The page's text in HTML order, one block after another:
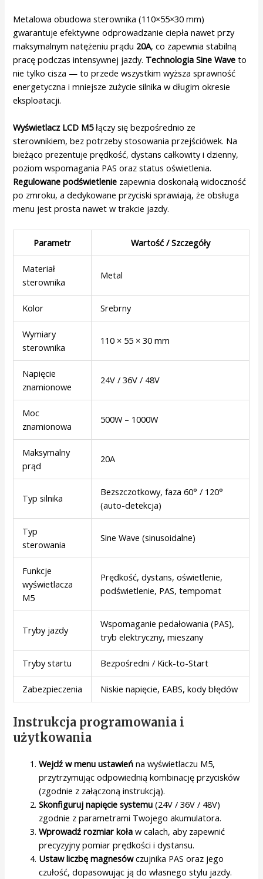
Metalowa obudowa sterownika (110×55×30 mm)
gwarantuje efektywne odprowadzanie ciepła nawet przy
maksymalnym natężeniu prądu 20A, co zapewnia stabilną
pracę podczas intensywnej jazdy. Technologia Sine Wave to
nie tylko cisza — to przede wszystkim wyższa sprawność
energetyczna i mniejsze zużycie silnika w długim okresie
eksploatacji.
Wyświetlacz LCD M5łączy się bezpośrednio ze
sterownikiem, bez potrzeby stosowania przejściówek. Na
bieżąco prezentuje prędkość, dystans całkowity i dzienny,
poziom wspomagania PAS oraz status oświetlenia.
Regulowane podświetlenie zapewnia doskonałą widoczność
po zmroku, a dedykowane przyciski sprawiają, że obsługa
menu jest prosta nawet w trakcie jazdy.
Parametr Wartość / Szczegóły
Materiał
sterownika
Metal
Kolor Srebrny
Wymiary
sterownika
110 × 55 × 30 mm
Napięcie
znamionowe
24V / 36V / 48V
Moc
znamionowa
500W – 1000W
Maksymalny
prąd
20A
Typ silnika
Bezszczotkowy, faza 60° / 120°
(auto-detekcja)
Typ
sterowania
Sine Wave (sinusoidalne)
Funkcje
wyświetlacza
M5
Prędkość, dystans, oświetlenie,
podświetlenie, PAS, tempomat
Tryby jazdy
Wspomaganie pedałowania (PAS),
tryb elektryczny, mieszany
Tryby startu Bezpośredni / Kick-to-Start
Zabezpieczenia Niskie napięcie, EABS, kody błędów
Instrukcja programowania i
użytkowania
Wejdź w menu ustawień na wyświetlaczu M5,
przytrzymując odpowiednią kombinację przycisków
(zgodnie z załączoną instrukcją).
Skonfiguruj napięcie systemu (24V / 36V / 48V)
zgodnie z parametrami Twojego akumulatora.
Wprowadź rozmiar koła w calach, aby zapewnić
precyzyjny pomiar prędkości i dystansu.
Ustaw liczbę magnesówczujnika PAS oraz jego
czułość, dopasowując ją do własnego stylu jazdy.